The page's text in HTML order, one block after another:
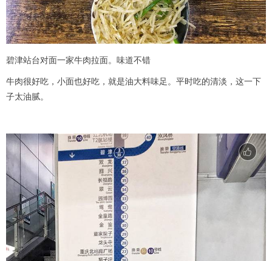
碧津站台对面一家牛肉拉面。味道不错
牛肉很好吃，小面也好吃，就是油大料味足。平时吃的清淡，这一下
子太油腻。